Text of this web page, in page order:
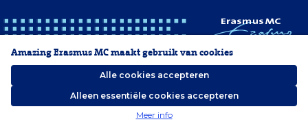
2026 Erasmus MC
Amazing Erasmus MC maakt gebruik van cookies
Alle cookies accepteren
Alleen essentiële cookies accepteren
Meer info